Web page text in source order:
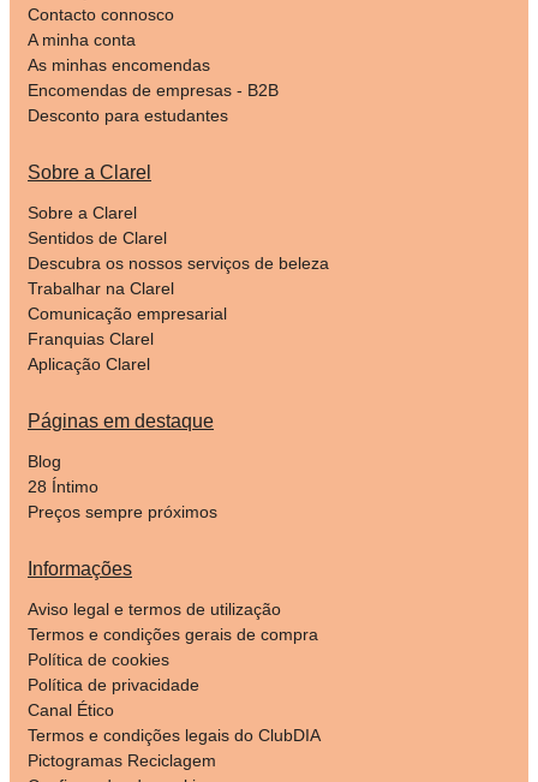
Contacto connosco
A minha conta
As minhas encomendas
Encomendas de empresas - B2B
Desconto para estudantes
Sobre a Clarel
Sobre a Clarel
Sentidos de Clarel
Descubra os nossos serviços de beleza
Trabalhar na Clarel
Comunicação empresarial
Franquias Clarel
Aplicação Clarel
Páginas em destaque
Blog
28 Íntimo
Preços sempre próximos
Informações
Aviso legal e termos de utilização
Termos e condições gerais de compra
Política de cookies
Política de privacidade
Canal Ético
Termos e condições legais do ClubDIA
Pictogramas Reciclagem